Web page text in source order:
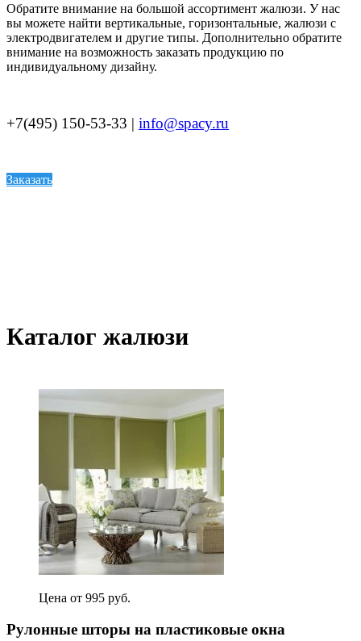
Обратите внимание на большой ассортимент жалюзи. У нас
вы можете найти вертикальные, горизонтальные, жалюзи с
электродвигателем и другие типы. Дополнительно обратите
внимание на возможность заказать продукцию по
индивидуальному дизайну.
+7(495) 150-53-33 | info@spacy.ru
Заказать
Каталог жалюзи
Цена от 995 руб.
Рулонные шторы на пластиковые окна